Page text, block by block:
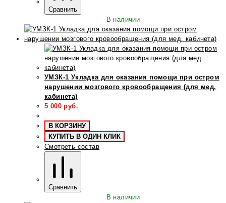
Сравнить
В наличии
УМЗК-1 Укладка для оказания помощи при остром
нарушении мозгового кровообращения (для мед.
кабинета)
5 000 руб.
В КОРЗИНУ
КУПИТЬ В ОДИН КЛИК
Смотреть состав
Сравнить
В наличии